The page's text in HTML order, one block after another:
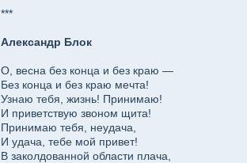
***
Александр Блок
О, весна без конца и без краю —
Без конца и без краю мечта!
Узнаю тебя, жизнь! Принимаю!
И приветствую звоном щита!
Принимаю тебя, неудача,
И удача, тебе мой привет!
В заколдованной области плача,